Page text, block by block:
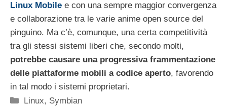
Linux Mobile e con una sempre maggior convergenza
e collaborazione tra le varie anime open source del
pinguino. Ma c’è, comunque, una certa competitività
tra gli stessi sistemi liberi che, secondo molti,
potrebbe causare una progressiva frammentazione
delle piattaforme mobili a codice aperto, favorendo
in tal modo i sistemi proprietari.
Categorie
Linux, Symbian